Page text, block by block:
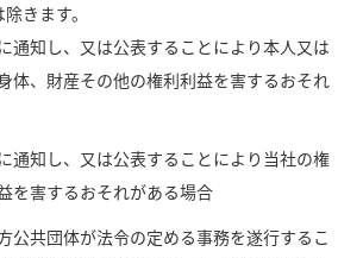
きます。
通知し、又は公表することにより本人又は
体、財産その他の権利利益を害するおそれ
通知し、又は公表することにより当社の権
を害するおそれがある場合
公共団体が法令の定める事務を遂行するこ